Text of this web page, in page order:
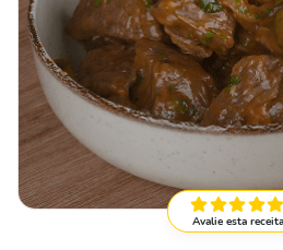
Avalie esta receita